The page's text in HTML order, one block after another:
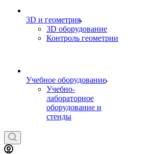
3D и геометрия
3D оборудование
Контроль геометрии
Учебное оборудование
Учебно-
лабораторное
оборудование и
стенды